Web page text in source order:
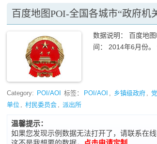
百度地图POI-全国各城市“政府机
数据说明： 百度地
间： 2014年6月份
Category: POI/AOI 标签： POI/AOI , 乡镇级政府 ,
单位 , 村民委员会 , 派出所
温馨提示：
如果您发现示例数据无法打开了，请联系在